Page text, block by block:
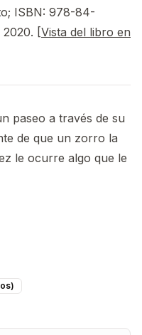
ISBN: 978-84-
[Vista del libro en
paseo a través de su
de que un zorro la
le ocurre algo que le